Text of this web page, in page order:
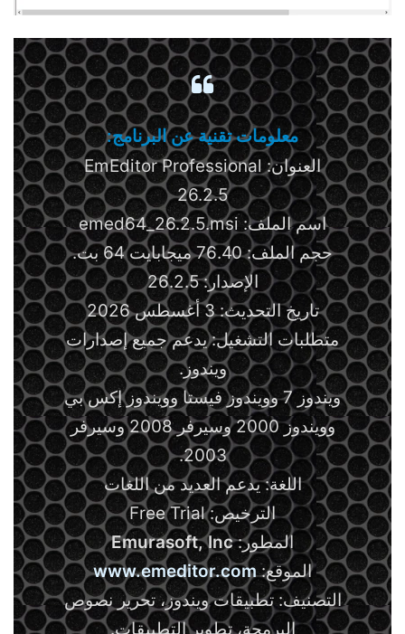
معلومات تقنية عن البرنامج:
العنوان: EmEditor Professional
26.2.5
اسم الملف: emed64_26.2.5.msi
حجم الملف: 76.40 ميجابايت 64 بت.
الإصدار: 26.2.5
تاريخ التحديث: 3 أغسطس 2026
متطلبات التشغيل: يدعم جميع إصدارات
ويندوز.
ويندوز 7 وويندوز فيستا وويندوز إكس بي
وويندوز 2000 وسيرفر 2008 وسيرفر
2003.
اللغة: يدعم العديد من اللغات
الترخيص: Free Trial
المطور:Emurasoft, Inc
الموقع:www.emeditor.com
التصنيف: تطبيقات ويندوز، تحرير نصوص
البرمجة، تطوير التطبيقات.